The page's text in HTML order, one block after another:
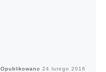
Opublikowano 24 lutego 2016